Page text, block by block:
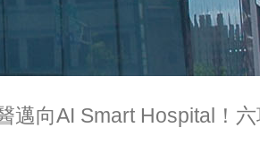
邁向AI Smart Hospital！